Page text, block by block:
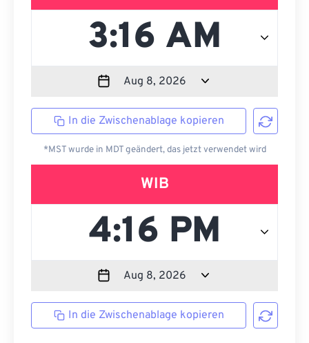
In die Zwischenablage kopieren
*MST wurde in MDT geändert, das jetzt verwendet wird
WIB
In die Zwischenablage kopieren